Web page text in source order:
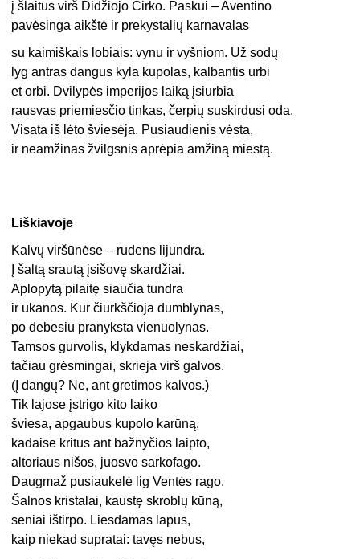
į šlaitus virš Didžiojo Cirko. Paskui – Aventino
pavėsinga aikštė ir prekystalių karnavalas
su kaimiškais lobiais: vynu ir vyšniom. Už sodų
lyg antras dangus kyla kupolas, kalbantis urbi
et orbi. Dvilypės imperijos laiką įsiurbia
rausvas priemiesčio tinkas, čerpių suskirdusi oda.
Visata iš lėto šviesėja. Pusiaudienis vėsta,
ir neamžinas žvilgsnis aprėpia amžiną miestą.
Liškiavoje
Kalvų viršūnėse – rudens lijundra.
Į šaltą srautą įsišovę skardžiai.
Aplopytą pilaitę siaučia tundra
ir ūkanos. Kur čiurkščioja dumblynas,
po debesiu pranyksta vienuolynas.
Tamsos gurvolis, klykdamas neskardžiai,
tačiau grėsmingai, skrieja virš galvos.
(Į dangų? Ne, ant gretimos kalvos.)
Tik lajose įstrigo kito laiko
šviesa, apgaubus kupolo karūną,
kadaise kritus ant bažnyčios laipto,
altoriaus nišos, juosvo sarkofago.
Daugmaž pusiaukelė lig Ventės rago.
Šalnos kristalai, kaustę skroblų kūną,
seniai ištirpo. Liesdamas lapus,
kaip niekad supratai: tavęs nebus,